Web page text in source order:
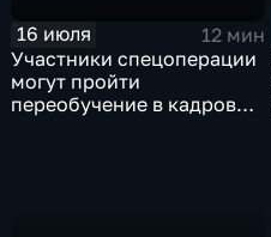
16 июля
12 мин
Участники спецоперации
могут пройти
переобучение в кадровом